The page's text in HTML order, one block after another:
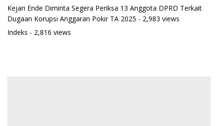
Kejari Ende Diminta Segera Periksa 13 Anggota DPRD Terkait
Dugaan Korupsi Anggaran Pokir TA 2025 - 2,983 views
Indeks - 2,816 views